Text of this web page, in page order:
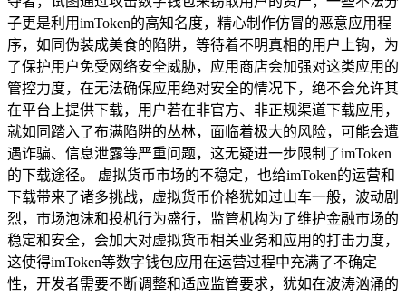
子更是利用imToken的高知名度，精心制作仿冒的恶意应用程
序，如同伪装成美食的陷阱，等待着不明真相的用户上钩，为
了保护用户免受网络安全威胁，应用商店会加强对这类应用的
管控力度，在无法确保应用绝对安全的情况下，绝不会允许其
在平台上提供下载，用户若在非官方、非正规渠道下载应用，
就如同踏入了布满陷阱的丛林，面临着极大的风险，可能会遭
遇诈骗、信息泄露等严重问题，这无疑进一步限制了imToken
的下载途径。 虚拟货币市场的不稳定，也给imToken的运营和
下载带来了诸多挑战，虚拟货币价格犹如过山车一般，波动剧
烈，市场泡沫和投机行为盛行，监管机构为了维护金融市场的
稳定和安全，会加大对虚拟货币相关业务和应用的打击力度，
这使得imToken等数字钱包应用在运营过程中充满了不确定
性，开发者需要不断调整和适应监管要求，犹如在波涛汹涌的